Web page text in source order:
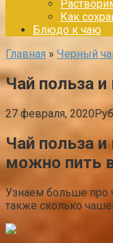
Как
Блюдо к чаю
Главная » Черный
Чай польза и
27 февраля, 2020
Чай польза и
можно пить
Узнаем больше про
также сколько